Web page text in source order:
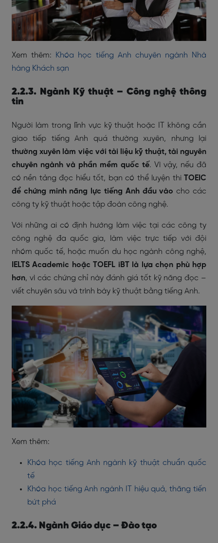
Xem thêm:
Khóa học tiếng Anh chuyên ngành Nhà
hàng Khách sạn
2.2.3. Ngành Kỹ thuật – Công nghệ thông
tin
Người làm trong lĩnh vực kỹ thuật hoặc IT không cần
giao tiếp tiếng Anh quá thường xuyên, nhưng lại
thường xuyên làm việc với tài liệu kỹ thuật, tài nguyên
chuyên ngành và phần mềm quốc tế. Vì vậy, nếu đã
có nền tảng đọc hiểu tốt, bạn có thể luyện thi TOEIC
để chứng minh năng lực tiếng Anh đầu vào cho các
công ty kỹ thuật hoặc tập đoàn công nghệ.
Với những ai có định hướng làm việc tại các công ty
công nghệ đa quốc gia, làm việc trực tiếp với đội
nhóm quốc tế, hoặc muốn du học ngành công nghệ,
IELTS Academic hoặc TOEFL iBT là lựa chọn phù hợp
hơn, vì các chứng chỉ này đánh giá tốt kỹ năng đọc –
viết chuyên sâu và trình bày kỹ thuật bằng tiếng Anh.
Xem thêm:
Khóa học tiếng Anh ngành kỹ thuật chuẩn quốc
tế
Khóa học tiếng Anh ngành IT hiệu quả, thăng tiến
bứt phá
2.2.4. Ngành Giáo dục – Đào tạo